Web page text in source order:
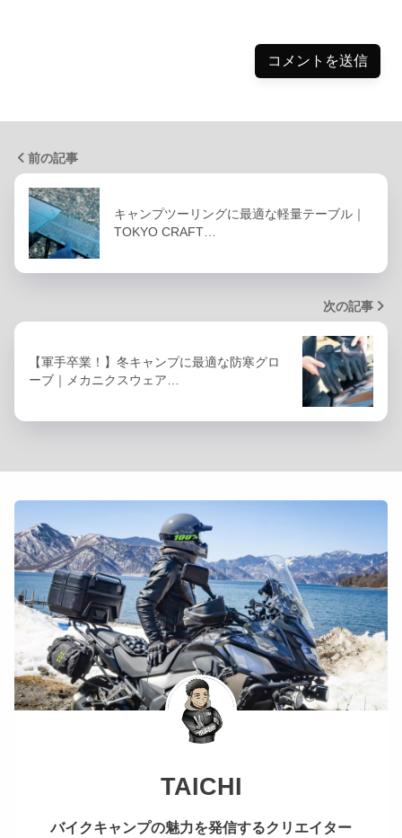
前の記事
キャンプツーリングに最適な軽量テーブル｜
TOKYO CRAFT…
次の記事
【軍手卒業！】冬キャンプに最適な防寒グロ
ーブ｜メカニクスウェア…
TAICHI
バイクキャンプの魅力を発信するクリエイター